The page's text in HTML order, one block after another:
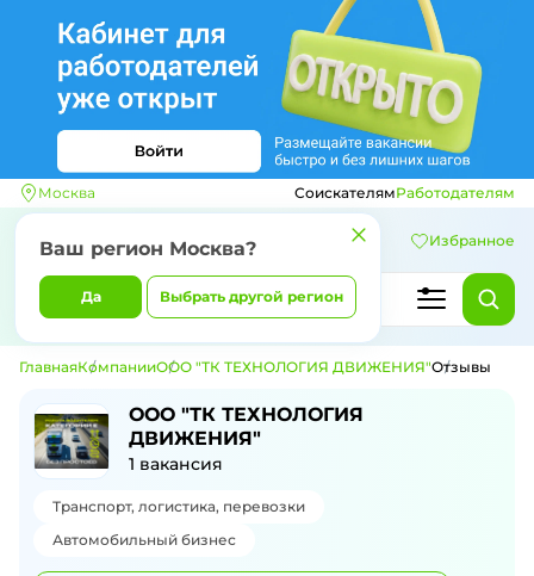
Москва
Ваш регион Москва?
Да Выбрать другой регион
СоискателямРаботодателям
Избранное
ГлавнаяКомпанииООО "ТК ТЕХНОЛОГИЯ ДВИЖЕНИЯ"Отзывы
Отзывы о компании ООО "ТК
ООО "ТК ТЕХНОЛОГИЯ
ДВИЖЕНИЯ"
1 вакансия
Транспорт, логистика, перевозки
Автомобильный бизнес